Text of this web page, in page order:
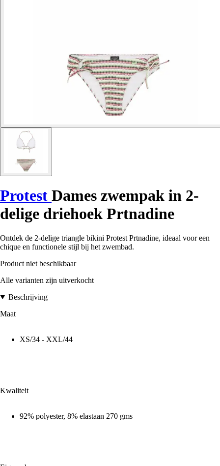
Protest Dames zwempak in 2-
delige driehoek Prtnadine
Ontdek de 2-delige triangle bikini Protest Prtnadine, ideaal voor een
chique en functionele stijl bij het zwembad.
Product niet beschikbaar
Alle varianten zijn uitverkocht
Beschrijving
Maat
XS/34 - XXL/44
Kwaliteit
92% polyester, 8% elastaan 270 gms